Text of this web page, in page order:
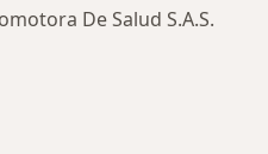
De Salud S.A.S.